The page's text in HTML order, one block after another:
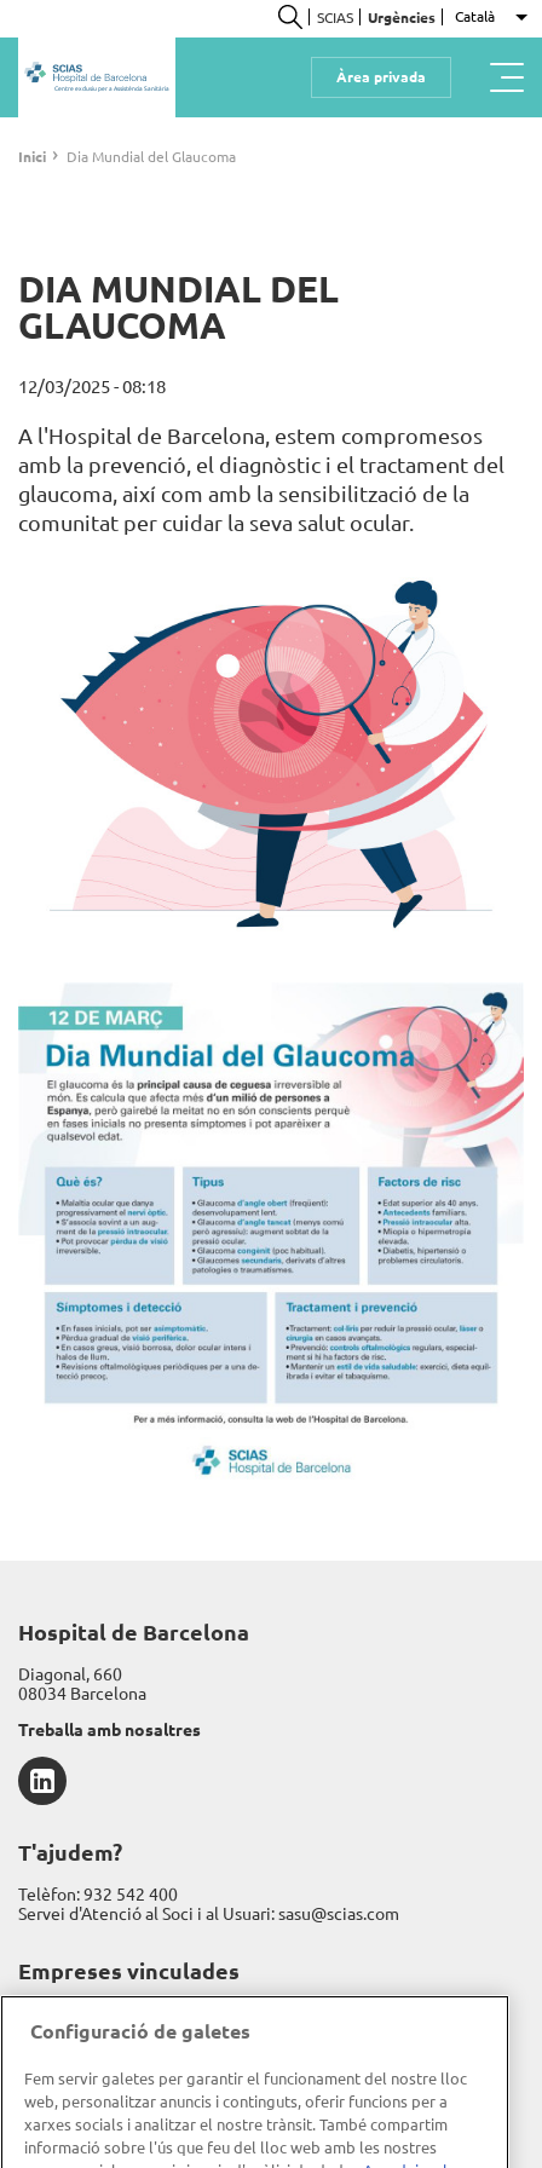
al
contingut
Cerca
SCIAS Urgències Català
Centre exclusiu per a Assistència Sanitària
Àrea privada
Fil
Inici › Dia Mundial del Glaucoma
DIA MUNDIAL DEL
GLAUCOMA
12/03/2025 - 08:18
A l'Hospital de Barcelona, estem compromesos
amb la prevenció, el diagnòstic i el tractament del
glaucoma, així com amb la sensibilització de la
comunitat per cuidar la seva salut ocular.
Hospital de Barcelona
Diagonal, 660
08034 Barcelona
Treballa amb nosaltres
T'ajudem?
Telèfon:932 542 400
Servei d'Atenció al Soci i al Usuari:sasu@scias.com
Empreses vinculades
Gravida
Informació corporativa
Configuració de galetes
Fem servir galetes per garantir el funcionament del nostre lloc
web, personalitzar anuncis i continguts, oferir funcions per a
xarxes socials i analitzar el nostre trànsit. També compartim
informació sobre l'ús que feu del lloc web amb les nostres